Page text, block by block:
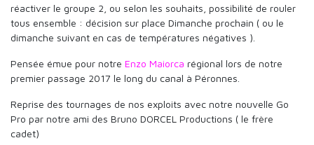
réactiver le groupe 2, ou selon les souhaits, possibilité de rouler
tous ensemble : décision sur place Dimanche prochain ( ou le
dimanche suivant en cas de températures négatives ).
Pensée émue pour notre Enzo Maiorca régional lors de notre
premier passage 2017 le long du canal à Péronnes.
Reprise des tournages de nos exploits avec notre nouvelle Go
Pro par notre ami des Bruno DORCEL Productions ( le frère
cadet)